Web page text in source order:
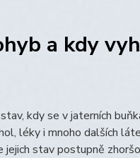
a kdy
kdy se v jaterních
léky i mnoho dalších
stav postupně